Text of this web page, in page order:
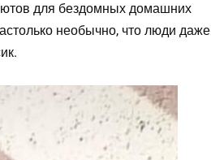
для бездомных домашних
необычно, что люди даже